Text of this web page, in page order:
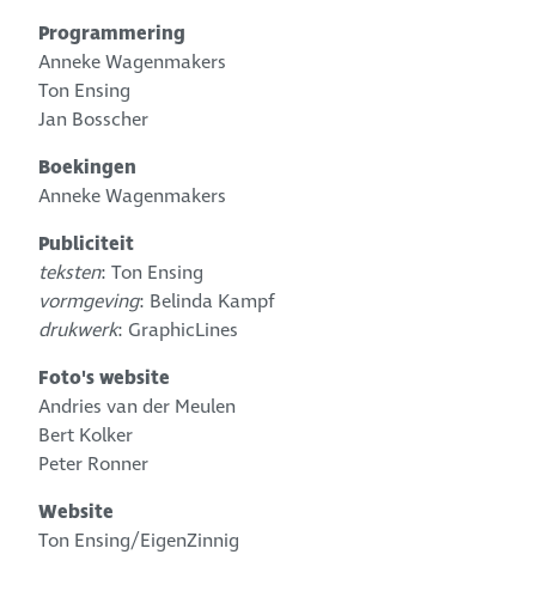
Programmering
Anneke Wagenmakers
Ton Ensing
Jan Bosscher
Boekingen
Anneke Wagenmakers
Publiciteit
teksten: Ton Ensing
vormgeving: Belinda Kampf
drukwerk: GraphicLines
Foto's website
Andries van der Meulen
Bert Kolker
Peter Ronner
Website
Ton Ensing/EigenZinnig